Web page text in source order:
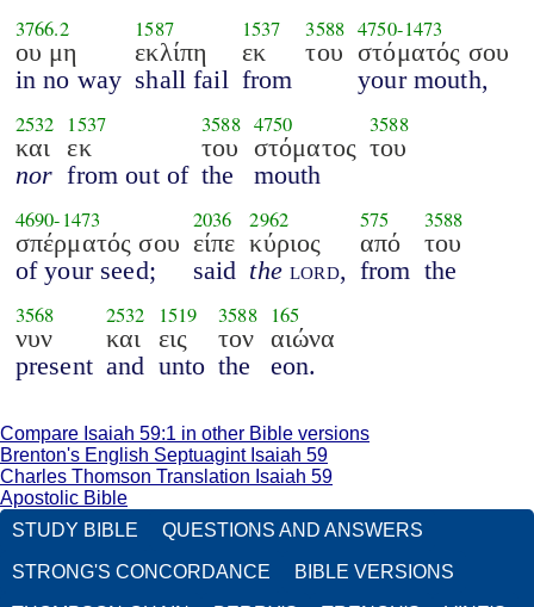
3766.2
ου μη
in no way
1587
εκλίπη
shall fail
1537
εκ
from
3588
του
4750-1473
στόματός σου
your mouth,
2532
και
nor
1537
εκ
from out of
3588
του
the
4750
στόματος
mouth
3588
του
4690-1473
σπέρματός σου
of your seed;
2036
είπε
said
2962
κύριος
the lord,
575
από
from
3588
του
the
3568
νυν
present
2532
και
and
1519
εις
unto
3588
τον
the
165
αιώνα
eon.
Compare Isaiah 59:1 in other Bible versions
Brenton's English Septuagint Isaiah 59
Charles Thomson Translation Isaiah 59
Apostolic Bible
STUDY BIBLE
QUESTIONS AND ANSWERS
STRONG'S CONCORDANCE BIBLE VERSIONS